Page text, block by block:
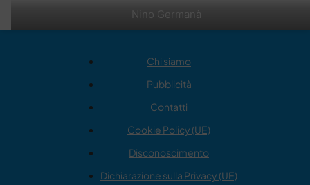
Nino Germanà
Chi siamo
Pubblicità
Contatti
Cookie Policy (UE)
Disconoscimento
Dichiarazione sulla Privacy (UE)